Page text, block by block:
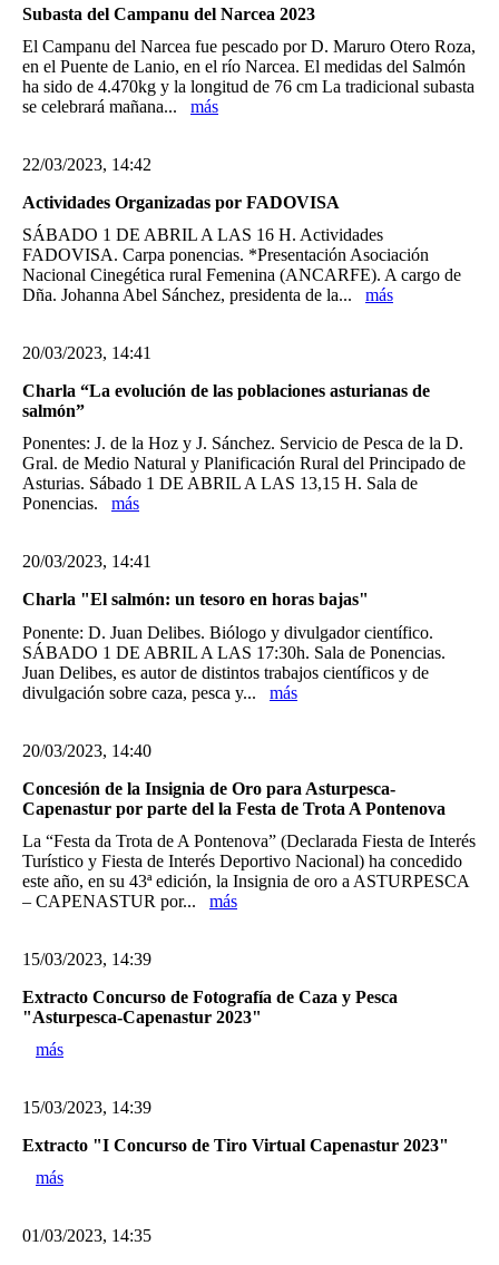
Subasta del Campanu del Narcea 2023
El Campanu del Narcea fue pescado por D. Maruro Otero Roza,
en el Puente de Lanio, en el río Narcea. El medidas del Salmón
ha sido de 4.470kg y la longitud de 76 cm La tradicional subasta
se celebrará mañana... más
22/03/2023, 14:42
Actividades Organizadas por FADOVISA
SÁBADO 1 DE ABRIL A LAS 16 H. Actividades
FADOVISA. Carpa ponencias. *Presentación Asociación
Nacional Cinegética rural Femenina (ANCARFE). A cargo de
Dña. Johanna Abel Sánchez, presidenta de la... más
20/03/2023, 14:41
Charla “La evolución de las poblaciones asturianas de
salmón”
Ponentes: J. de la Hoz y J. Sánchez. Servicio de Pesca de la D.
Gral. de Medio Natural y Planificación Rural del Principado de
Asturias. Sábado 1 DE ABRIL A LAS 13,15 H. Sala de
Ponencias. más
20/03/2023, 14:41
Charla "El salmón: un tesoro en horas bajas"
Ponente: D. Juan Delibes. Biólogo y divulgador científico.
SÁBADO 1 DE ABRIL A LAS 17:30h. Sala de Ponencias.
Juan Delibes, es autor de distintos trabajos científicos y de
divulgación sobre caza, pesca y... más
20/03/2023, 14:40
Concesión de la Insignia de Oro para Asturpesca-
Capenastur por parte del la Festa de Trota A Pontenova
La “Festa da Trota de A Pontenova” (Declarada Fiesta de Interés
Turístico y Fiesta de Interés Deportivo Nacional) ha concedido
este año, en su 43ª edición, la Insignia de oro a ASTURPESCA
– CAPENASTUR por... más
15/03/2023, 14:39
Extracto Concurso de Fotografía de Caza y Pesca
"Asturpesca-Capenastur 2023"
más
15/03/2023, 14:39
Extracto "I Concurso de Tiro Virtual Capenastur 2023"
más
01/03/2023, 14:35